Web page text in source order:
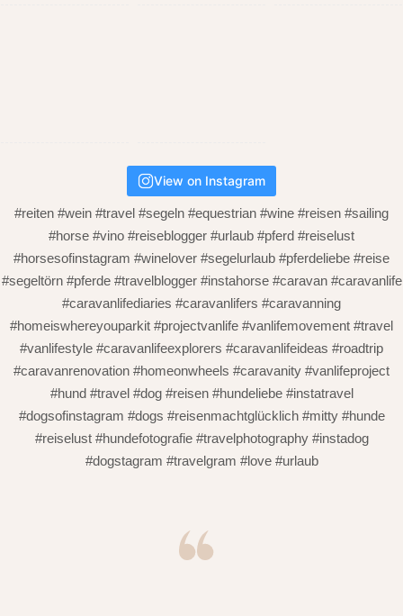
View on Instagram
#reiten #wein #travel #segeln #equestrian #wine #reisen #sailing
#horse #vino #reiseblogger #urlaub #pferd #reiselust
#horsesofinstagram #winelover #segelurlaub #pferdeliebe #reise
#segeltörn #pferde #travelblogger #instahorse #caravan #caravanlife
#caravanlifediaries #caravanlifers #caravanning
#homeiswhereyouparkit #projectvanlife #vanlifemovement #travel
#vanlifestyle #caravanlifeexplorers #caravanlifeideas #roadtrip
#caravanrenovation #homeonwheels #caravanity #vanlifeproject
#hund #travel #dog #reisen #hundeliebe #instatravel
#dogsofinstagram #dogs #reisenmachtglücklich #mitty #hunde
#reiselust #hundefotografie #travelphotography #instadog
#dogstagram #travelgram #love #urlaub